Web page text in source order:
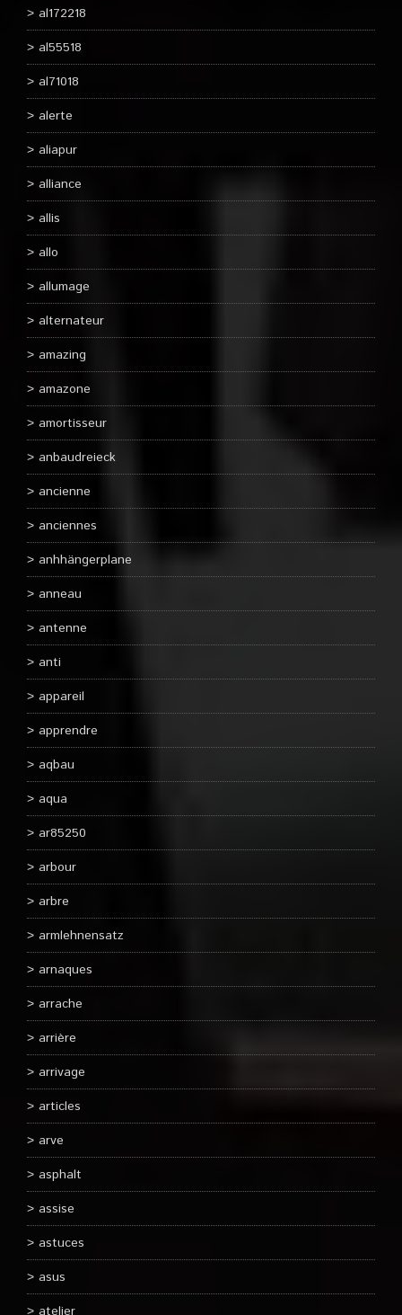
al172218
al55518
al71018
alerte
aliapur
alliance
allis
allo
allumage
alternateur
amazing
amazone
amortisseur
anbaudreieck
ancienne
anciennes
anhhängerplane
anneau
antenne
anti
appareil
apprendre
aqbau
aqua
ar85250
arbour
arbre
armlehnensatz
arnaques
arrache
arrière
arrivage
articles
arve
asphalt
assise
astuces
asus
atelier